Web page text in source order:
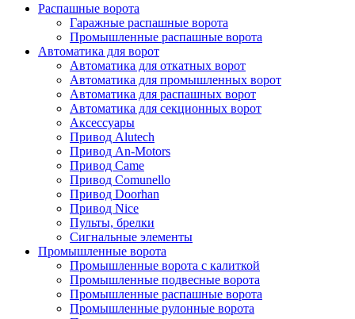
Распашные ворота
Гаражные распашные ворота
Промышленные распашные ворота
Автоматика для ворот
Автоматика для откатных ворот
Автоматика для промышленных ворот
Автоматика для распашных ворот
Автоматика для секционных ворот
Аксессуары
Привод Alutech
Привод An-Motors
Привод Came
Привод Comunello
Привод Doorhan
Привод Nice
Пульты, брелки
Сигнальные элементы
Промышленные ворота
Промышленные ворота с калиткой
Промышленные подвесные ворота
Промышленные распашные ворота
Промышленные рулонные ворота